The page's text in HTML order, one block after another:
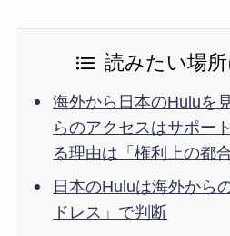
読みたい場
海外から日本のHuluを
らのアクセスはサポー
る理由は「権利上の都合
日本のHuluは海外から
ドレス」で判断